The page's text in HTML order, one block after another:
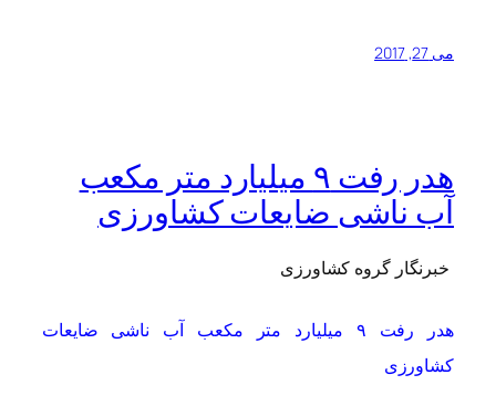
می 27, 2017
هدر رفت ٩ میلیارد متر مکعب
آب ناشی ضایعات کشاورزی
خبرنگار گروه کشاورزی
هدر رفت ٩ میلیارد متر مکعب آب ناشی ضایعات
کشاورزی